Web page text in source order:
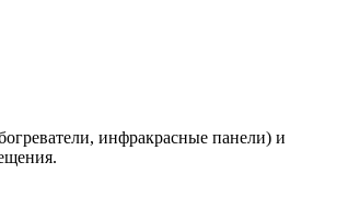
инфракрасные панели) и